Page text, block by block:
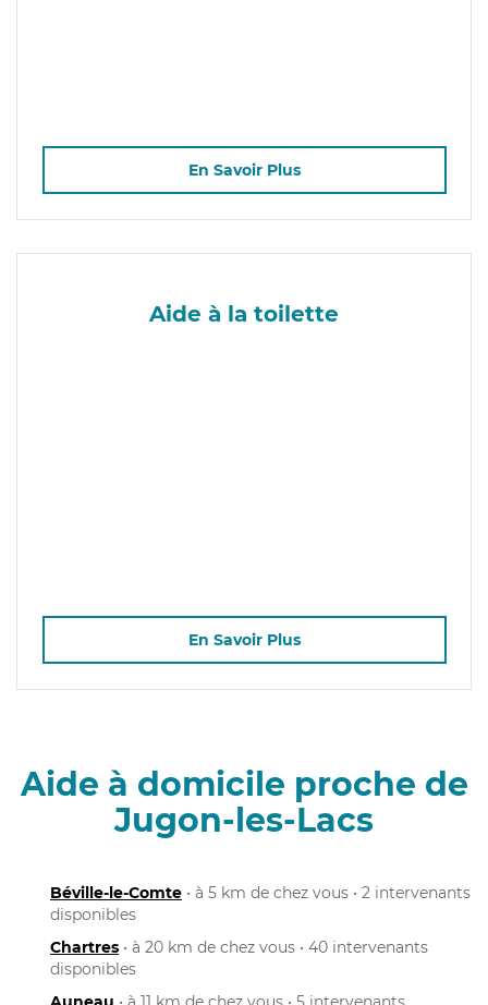
En Savoir Plus
Aide à la toilette
En Savoir Plus
Aide à domicile proche de
Jugon-les-Lacs
Béville-le-Comte • à 5 km de chez vous • 2 intervenants
disponibles
Chartres • à 20 km de chez vous • 40 intervenants
disponibles